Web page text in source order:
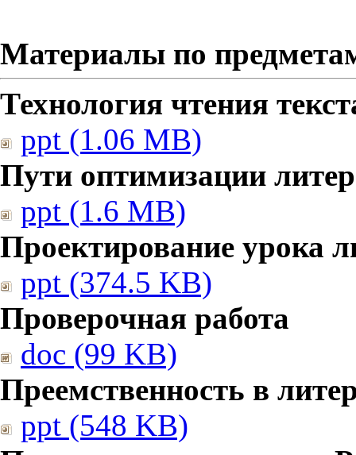
Материалы по
Технология чтения
ppt (1.06 MB)
Пути оптимизации
ppt (1.6 MB)
Проектирование урока
ppt (374.5 KB)
Проверочная работа
doc (99 KB)
Преемственность в
ppt (548 KB)